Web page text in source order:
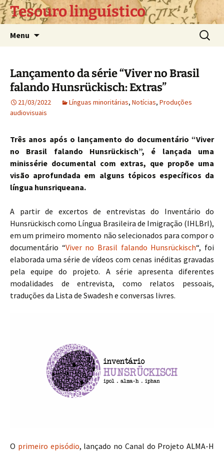
Pular
paraTesouro linguístico
Menu
por:
Lançamento da série “Viver no Brasil
falando Hunsrückisch: Extras”
21/03/2022 Línguas minoritárias, Notícias, Produções
audiovisuais
Três anos após o lançamento do documentário “Viver
no Brasil falando Hunsrückisch”, é lançada uma
minissérie documental com extras, que propõe uma
visão aprofundada em alguns tópicos específicos da
língua hunsriqueana.
A partir de excertos de entrevistas do Inventário do
Hunsrückisch como Língua Brasileira de Imigração (IHLBrI),
em um primeiro momento não selecionados para compor o
documentário “Viver no Brasil falando Hunsrückisch“, foi
elaborada uma série de vídeos com cenas inéditas gravadas
pela equipe do projeto. A série apresenta diferentes
modalidades de entrevista, como relatos pessoais,
traduções da Lista de Swadesh e conversas livres.
O primeiro episódio, lançado no Canal do Projeto ALMA-H